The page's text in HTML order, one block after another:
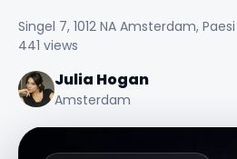
Singel 7, 1012 NA Amsterdam, Paesi
441 views
Julia Hogan
Amsterdam